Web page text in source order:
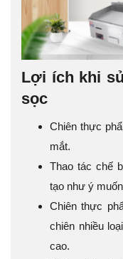
Lợi ích khi
sọc
Chiên thực
mắt.
Thao tác chế
tạo như ý muốn
Chiên thực
chiên nhiều
cao.